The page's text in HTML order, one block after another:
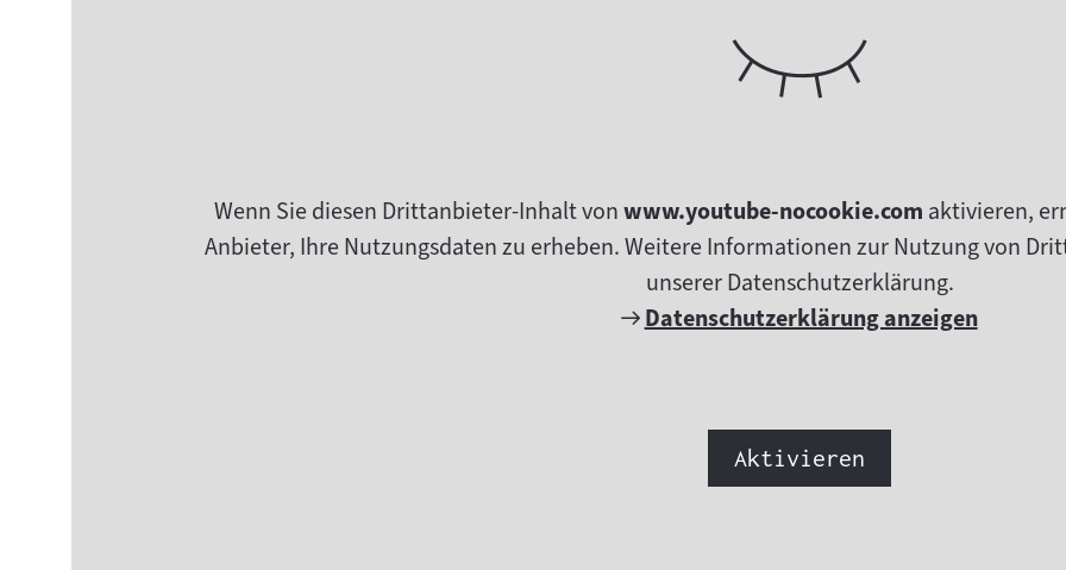
Wenn Sie diesen Drittanbieter-Inhalt vonwww.youtube-nocookie.com aktivieren,
Anbieter, Ihre Nutzungsdaten zu erheben. Weitere Informationen zur Nutzung von
unserer Datenschutzerklärung.
Externer
Datenschutzerklärung anzeigen
Aktivieren